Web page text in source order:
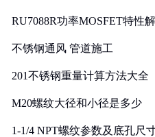
RU7088R功率MOSFET特性
不锈钢通风 管道施工
201不锈钢重量计算方法大全
M20螺纹大径和小径是多少
1-1/4 NPT螺纹参数及底孔尺